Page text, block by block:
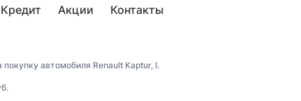
Кредит Акции Контакты
автомобиля Renault Kaptur, I.